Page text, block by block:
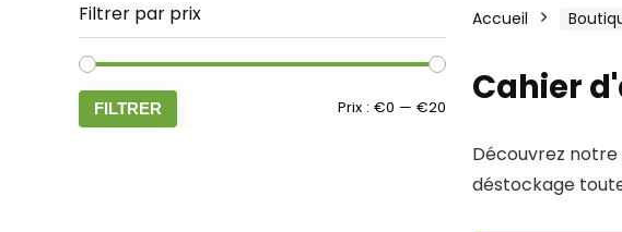
Filtrer par prix
FILTRER Prix : €0 — €20
Accueil
Cahier
Découvrez notre
déstockage